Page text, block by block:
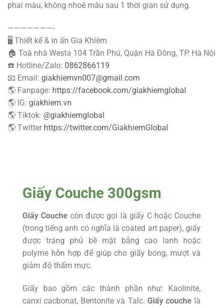
phai màu, không nhoè màu sau 1 thời gian sử dụng.
———————-
🖥 Thiết kế & in ấn Gia Khiêm
🏠 Toà nhà Westa 104 Trần Phú, Quận Hà Đông, TP. Hà Nội
☎️ Hotline/Zalo: 0862866119
📧 Email: giakhiemvn007@gmail.com
🌎 Fanpage: https://facebook.com/giakhiemglobal
🌎 IG: giakhiem.vn
🌎 Tiktok: @giakhiemglobal
🌎 Twitter https://twitter.com/GiakhiemGlobal
Giấy Couche 300gsm
Giấy Couche còn được gọi là giấy C hoặc Couche
(trong tiếng anh có nghĩa là coated art paper), giấy
được tráng phủ bề mặt bằng cao lanh hoặc
polyme hỗn hợp để giúp cho giấy bóng, mượt và
giảm độ thấm mực.
Giấy bao gồm các thành phần như: Kaolinite,
canxi cacbonat, Bentonite và Talc. Giấy couchelà